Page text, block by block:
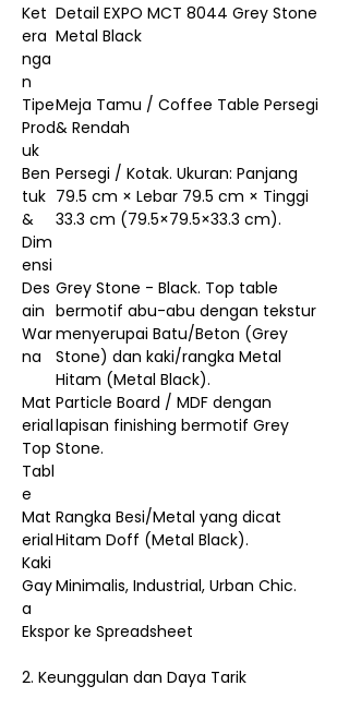
Ket
era
nga
n
Detail EXPO MCT 8044 Grey Stone
Metal Black
Tipe
Prod
uk
Meja Tamu / Coffee Table Persegi
& Rendah
Ben
tuk
&
Dim
ensi
Persegi / Kotak. Ukuran: Panjang
79.5 cm × Lebar 79.5 cm × Tinggi
33.3 cm (79.5×79.5×33.3 cm).
Des
ain
War
na
Grey Stone - Black. Top table
bermotif abu-abu dengan tekstur
menyerupai Batu/Beton (Grey
Stone) dan kaki/rangka Metal
Hitam (Metal Black).
Mat
erial
Top
Tabl
e
Particle Board / MDF dengan
lapisan finishing bermotif Grey
Stone.
Mat
erial
Kaki
Rangka Besi/Metal yang dicat
Hitam Doff (Metal Black).
Gay
a
Minimalis, Industrial, Urban Chic.
Ekspor ke Spreadsheet
2. Keunggulan dan Daya Tarik